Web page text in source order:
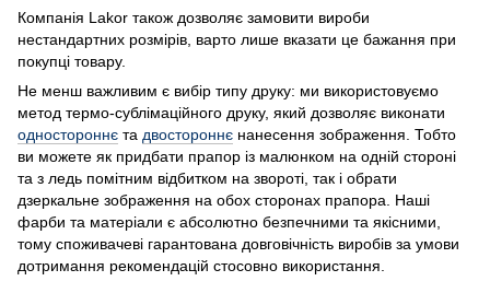
Компанія Lakor також дозволяє замовити вироби
нестандартних розмірів, варто лише вказати це бажання при
покупці товару.
Не менш важливим є вибір типу друку: ми використовуємо
метод термо-сублімаційного друку, який дозволяє виконати
одностороннє та двостороннє нанесення зображення. Тобто
ви можете як придбати прапор із малюнком на одній стороні
та з ледь помітним відбитком на звороті, так і обрати
дзеркальне зображення на обох сторонах прапора. Наші
фарби та матеріали є абсолютно безпечними та якісними,
тому споживачеві гарантована довговічність виробів за умови
дотримання рекомендацій стосовно використання.